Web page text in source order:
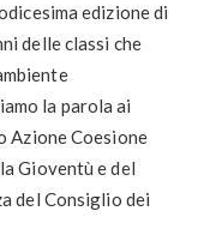
edizione di
delle classi che
la parola ai
Azione Coesione
Gioventù e del
del Consiglio dei